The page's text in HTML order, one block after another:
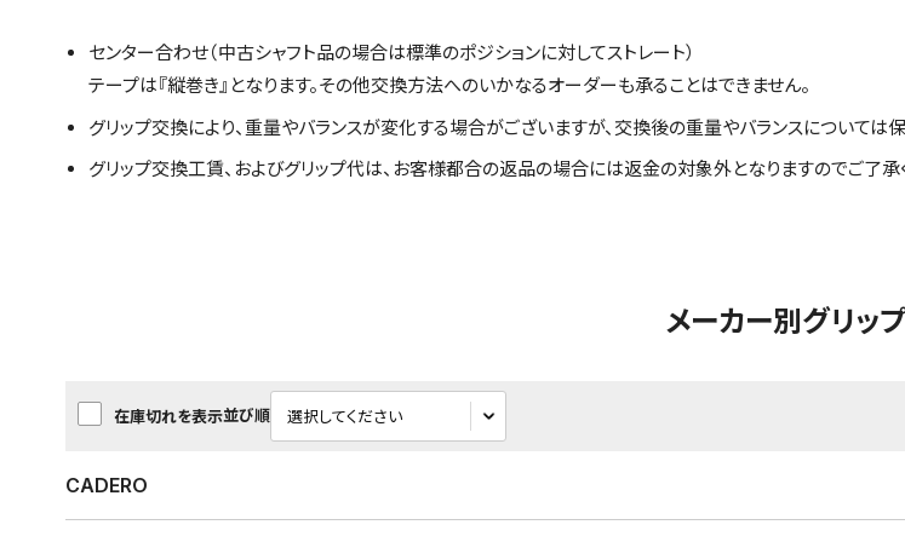
センター合わせ（中古シャフト品の場合は標準のポジションに対してストレート）
テープは『縦巻き』となります。その他交換方法へのいかなるオーダーも承ることはできません。
グリップ交換により、重量やバランスが変化する場合がございますが、交換後の重量やバランスについては
グリップ交換工賃、およびグリップ代は、お客様都合の返品の場合には返金の対象外となりますのでご了承
メーカー別グリッ
在庫切れを表示並び順
CADERO